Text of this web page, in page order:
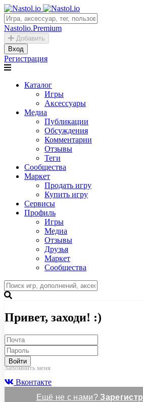
Nastolio.Premium
Добавить
Вход
Регистрация
Каталог
Игры
Аксессуары
Медиа
Публикации
Обсуждения
Комментарии
Отзывы
Теги
Сообщества
Маркет
Продать игру
Купить игру
Сервисы
Профиль
Игры
Медиа
Отзывы
Друзья
Маркет
Сообщества
Привет, заходи! :)
Войти
Запомнить меня
Вконтакте
Ещё не с нами?